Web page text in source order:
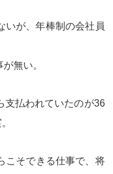
いが、年棒制の会社員
無い。
支払われていたのが36
こそできる仕事で、将